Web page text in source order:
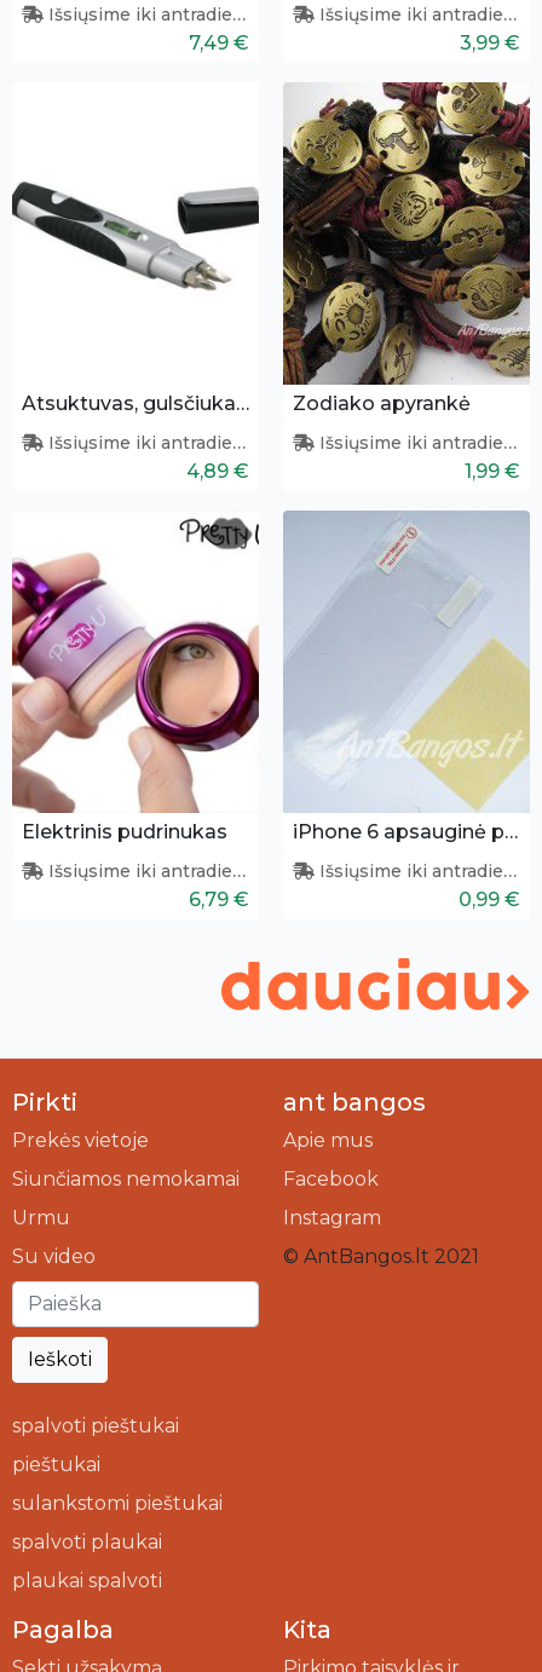
Išsiųsime iki antradienio
7,49 €
Išsiųsime iki antradienio
3,99 €
Atsuktuvas, gulsčiukas ir žibintuvėlis viename
Išsiųsime iki antradienio
4,89 €
Zodiako apyrankė
Išsiųsime iki antradienio
1,99 €
Elektrinis pudrinukas
Išsiųsime iki antradienio
6,79 €
iPhone 6 apsauginė plėvelė
Išsiųsime iki antradienio
0,99 €
Pirkti
Prekės vietoje
Siunčiamos nemokamai
Urmu
Su video
Ieškoti
spalvoti pieštukai
pieštukai
sulankstomi pieštukai
spalvoti plaukai
plaukai spalvoti
ant bangos
Apie mus
Facebook
Instagram
© AntBangos.lt 2021
Pagalba Kita